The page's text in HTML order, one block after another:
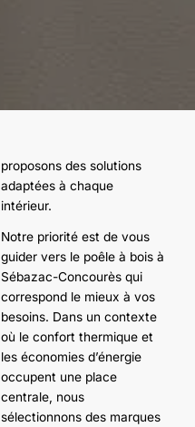
proposons des solutions
adaptées à chaque
intérieur.
Notre priorité est de vous
guider vers le poêle à bois à
Sébazac-Concourès qui
correspond le mieux à vos
besoins. Dans un contexte
où le confort thermique et
les économies d’énergie
occupent une place
centrale, nous
sélectionnons des marques